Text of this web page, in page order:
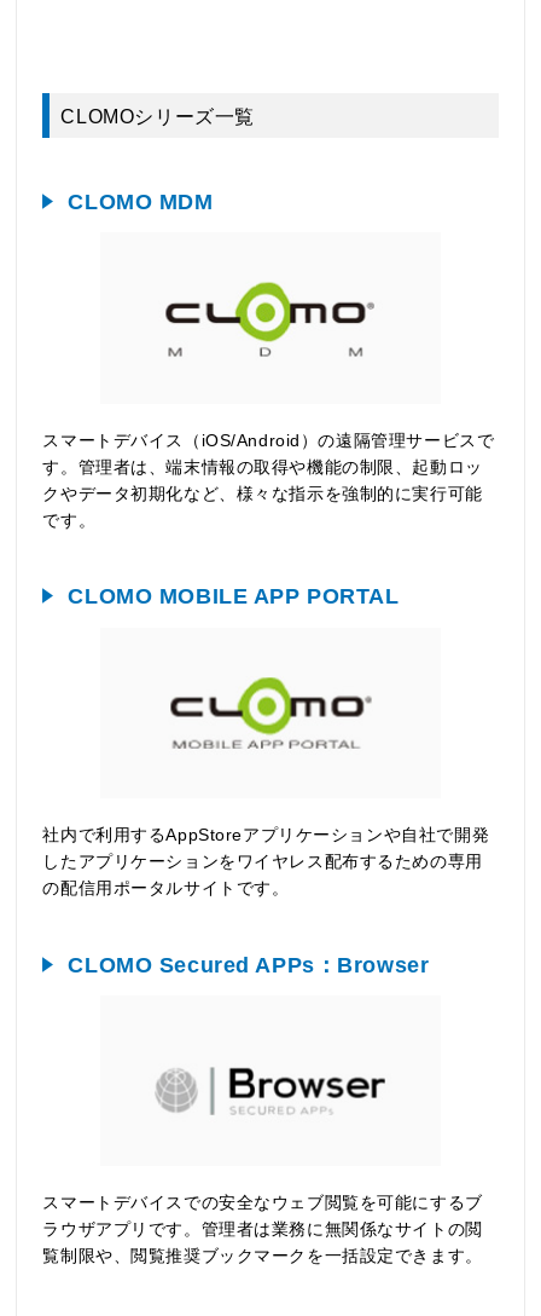
CLOMOシリーズ一覧
CLOMO MDM
スマートデバイス（iOS/Android）の遠隔管理サービスで
す。管理者は、端末情報の取得や機能の制限、起動ロッ
クやデータ初期化など、様々な指示を強制的に実行可能
です。
CLOMO MOBILE APP PORTAL
社内で利用するAppStoreアプリケーションや自社で開発
したアプリケーションをワイヤレス配布するための専用
の配信用ポータルサイトです。
CLOMO Secured APPs：Browser
スマートデバイスでの安全なウェブ閲覧を可能にするブ
ラウザアプリです。管理者は業務に無関係なサイトの閲
覧制限や、閲覧推奨ブックマークを一括設定できます。